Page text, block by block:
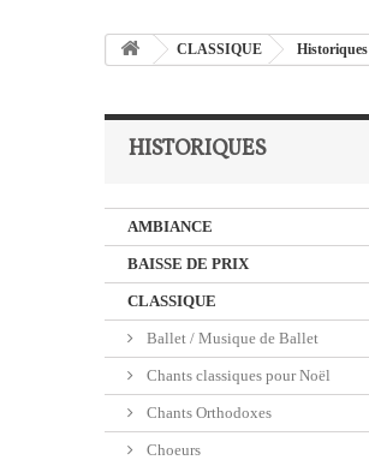
CLASSIQUE Historiques
HISTORIQUES
AMBIANCE
BAISSE DE PRIX
CLASSIQUE
Ballet / Musique de Ballet
Chants classiques pour Noël
Chants Orthodoxes
Choeurs